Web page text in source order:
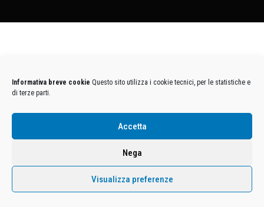
Informativa breve cookie Questo sito utilizza i cookie tecnici, per le statistiche e
di terze parti.
Accetta
Nega
Visualizza preferenze